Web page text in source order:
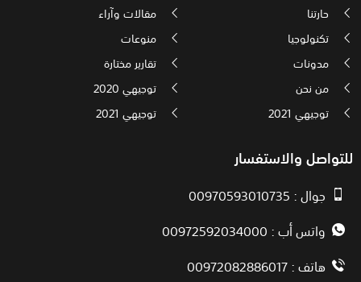
حارتنا
مقالات وآراء
تكنولوجيا
منوعات
مدونات
تقارير مختارة
من نحن
توجيهي 2020
توجيهي 2021
توجيهي 2021
للتواصل والاستفسار
جوال : 00970593010735
واتس أب : 00972592034000
هاتف : 00972082886017